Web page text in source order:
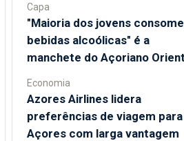
Capa
"Maioria dos jovens consome
bebidas alcoólicas" é a
manchete do Açoriano
Economia
Azores Airlines lidera
preferências de viagem
Açores com larga vantagem